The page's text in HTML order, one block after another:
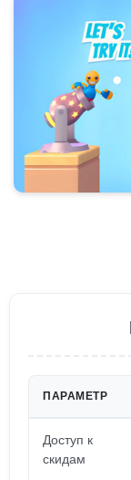
ПАРАМЕТР
Доступ к
скидам